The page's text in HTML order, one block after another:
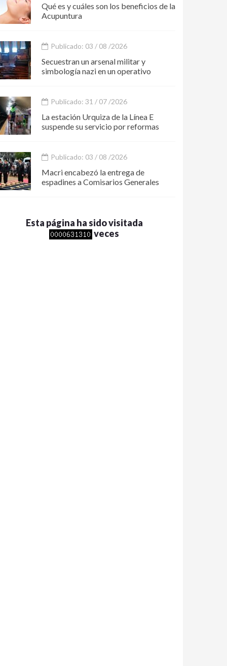
Qué es y cuáles son los beneficios de la
Acupuntura
Publicado: 03 / 08 /2026
Secuestran un arsenal militar y
simbología nazi en un operativo
Publicado: 31 / 07 /2026
La estación Urquiza de la Línea E
suspende su servicio por reformas
Publicado: 03 / 08 /2026
Macri encabezó la entrega de
espadines a Comisarios Generales
Esta página ha sido visitada
veces